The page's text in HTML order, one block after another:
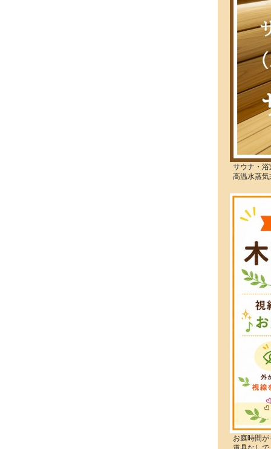
サウナ・
高温水蒸
お庭時間